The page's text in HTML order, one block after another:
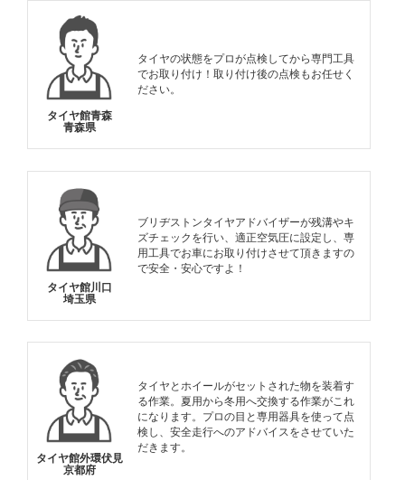
タイヤ館青森
青森県
タイヤの状態をプロが点検してから専門工具
でお取り付け！取り付け後の点検もお任せく
ださい。
タイヤ館川口
埼玉県
ブリヂストンタイヤアドバイザーが残溝やキ
ズチェックを行い、適正空気圧に設定し、専
用工具でお車にお取り付けさせて頂きますの
で安全・安心ですよ！
タイヤ館外環伏見
京都府
タイヤとホイールがセットされた物を装着す
る作業。夏用から冬用へ交換する作業がこれ
になります。プロの目と専用器具を使って点
検し、安全走行へのアドバイスをさせていた
だきます。